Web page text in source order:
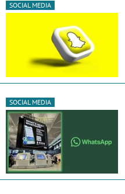
SOCIAL MEDIA
SOCIAL MEDIA